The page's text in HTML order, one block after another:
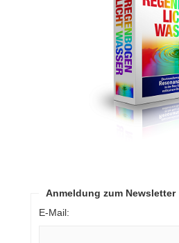
Anmeldung zum Newsletter
E-Mail: